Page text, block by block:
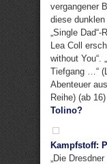
vergangener
diese
„Single
Lea Coll
without You“.
Tiefgang …“
Abenteuer
Reihe) (ab
Tolino?
Kampfstoff:
„Die